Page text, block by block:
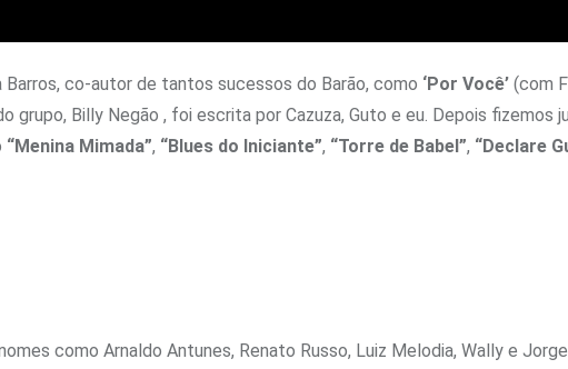
co-autor de tantos sucessos do Barão, como ‘Por Você’ (com
grupo, Billy Negão , foi escrita por Cazuza, Guto e eu. Depois fizemos
“Menina Mimada”, “Blues do Iniciante”, “Torre de Babel”, “Declare
como Arnaldo Antunes, Renato Russo, Luiz Melodia, Wally e